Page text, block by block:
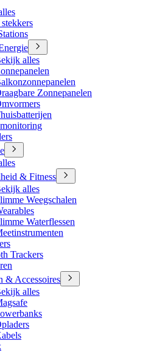
alles
Zonnepanelen
& Fitness
alles
Weegschalen
Waterflessen
Trackers
& Accessoires
alles